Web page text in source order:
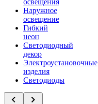
освещения
Наружное
освещение
Гибкий
неон
Светодиодный
декор
Электроустановочные
изделия
Светодиоды